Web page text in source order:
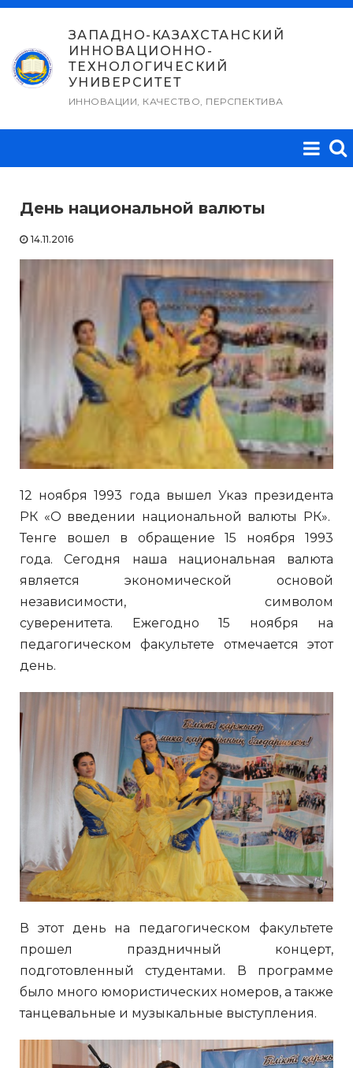
Перейти
содержимому
ЗАПАДНО-КАЗАХСТАНСКИЙ
ИННОВАЦИОННО-
ТЕХНОЛОГИЧЕСКИЙ
УНИВЕРСИТЕТ
ИННОВАЦИИ, КАЧЕСТВО, ПЕРСПЕКТИВА
День национальной валюты
14.11.2016
12 ноября 1993 года вышел Указ президента
РК «О введении национальной валюты РК».
Тенге вошел в обращение 15 ноября 1993
года. Сегодня наша национальная валюта
является экономической основой
независимости, символом
суверенитета. Ежегодно 15 ноября на
педагогическом факультете отмечается этот
день.
В этот день на педагогическом факультете
прошел праздничный концерт,
подготовленный студентами. В программе
было много юмористических номеров, а также
танцевальные и музыкальные выступления.